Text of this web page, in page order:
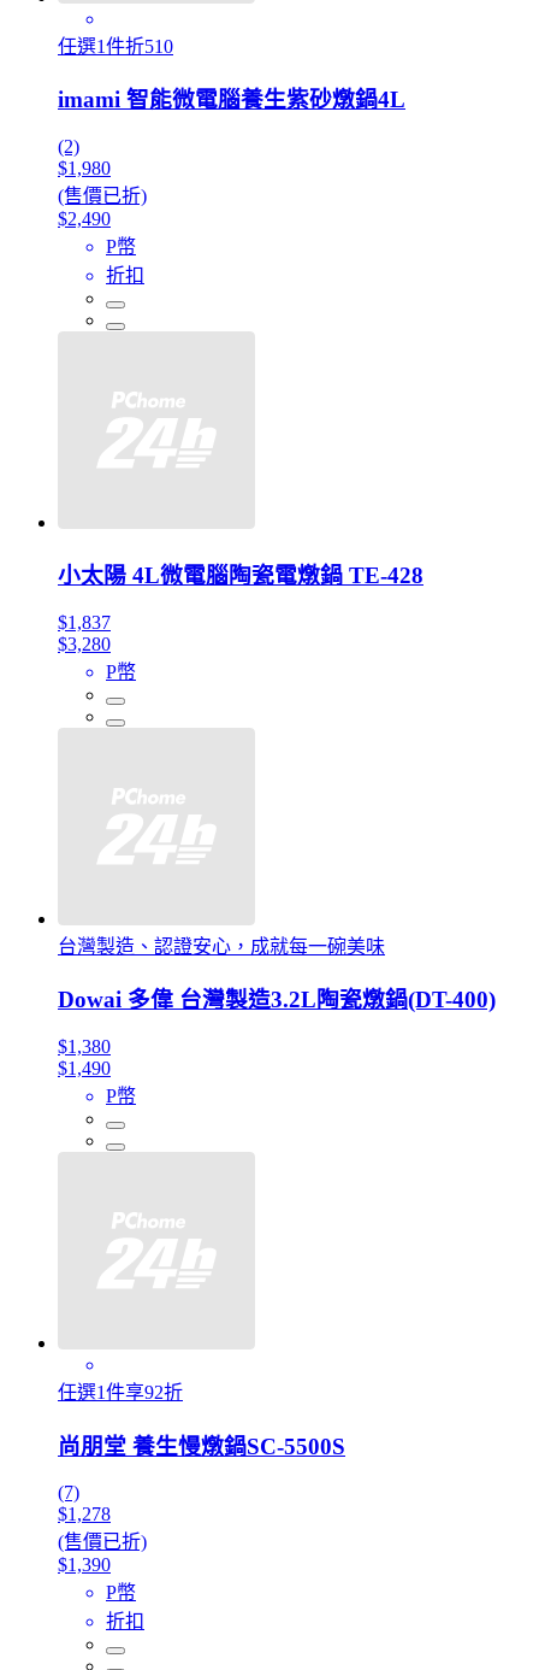
任選1件折510
imami 智能微電腦養生紫砂燉鍋4L
(2)
$1,980
(售價已折)
$2,490
P幣
折扣
小太陽 4L微電腦陶瓷電燉鍋 TE-428
$1,837
$3,280
P幣
台灣製造、認證安心，成就每一碗美味
Dowai 多偉 台灣製造3.2L陶瓷燉鍋(DT-400)
$1,380
$1,490
P幣
任選1件享92折
尚朋堂 養生慢燉鍋SC-5500S
(7)
$1,278
(售價已折)
$1,390
P幣
折扣